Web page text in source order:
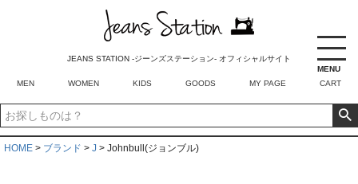
MENU
JEANS STATION -ジーンズステーション- オフィシャルサイト
MEN WOMEN KIDS GOODS MY PAGE CART
HOME ブランド J Johnbull(ジョンブル)
商品番号/JANコード
並び順
登録順
価格が安い順
価格が高い順